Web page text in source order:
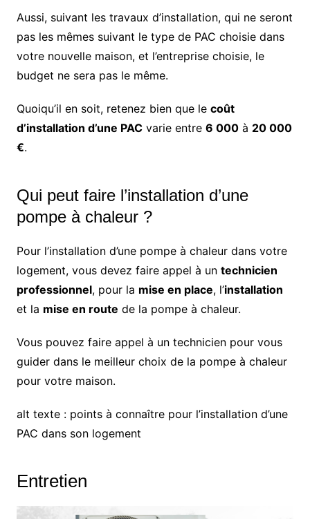
Aussi, suivant les travaux d’installation, qui ne seront
pas les mêmes suivant le type de PAC choisie dans
votre nouvelle maison, et l’entreprise choisie, le
budget ne sera pas le même.
Quoiqu’il en soit, retenez bien que le coût
d’installation d’une PACvarie entre 6 000à 20 000
€.
Qui peut faire l’installation d’une
pompe à chaleur ?
Pour l’installation d’une pompe à chaleur dans votre
logement, vous devez faire appel à un technicien
professionnel, pour la mise en place, l’installation
et la mise en route de la pompe à chaleur.
Vous pouvez faire appel à un technicien pour vous
guider dans le meilleur choix de la pompe à chaleur
pour votre maison.
alt texte : points à connaître pour l’installation d’une
PAC dans son logement
Entretien